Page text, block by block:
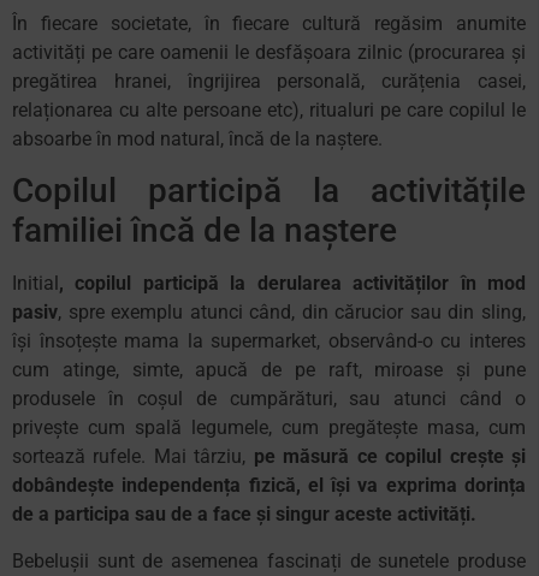
În fiecare societate, în fiecare cultură regăsim anumite
activități pe care oamenii le desfășoara zilnic (procurarea și
pregătirea hranei, îngrijirea personală, curățenia casei,
relaționarea cu alte persoane etc), ritualuri pe care copilul le
absoarbe în mod natural, încă de la naștere.
Copilul participă la activitățile
familiei încă de la naștere
Initial , copilul participă la derularea activităților în mod
pasiv, spre exemplu atunci când, din cărucior sau din sling,
își însoțește mama la supermarket, observând-o cu interes
cum atinge, simte, apucă de pe raft, miroase și pune
produsele în coșul de cumpărături, sau atunci când o
privește cum spală legumele, cum pregătește masa, cum
sortează rufele. Mai târziu, pe măsură ce copilul crește și
dobândește independența fizică, el își va exprima dorința
de a participa sau de a face și singur aceste activități.
Bebelușii sunt de asemenea fascinați de sunetele produse